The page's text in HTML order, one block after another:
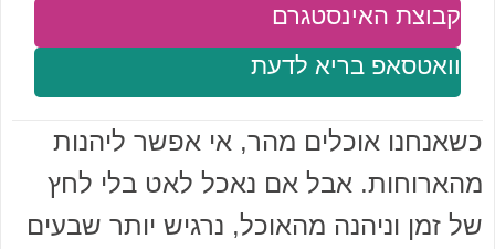
וואטסאפ בריא לדעת
קבוצת האינסטגרם
כשאנחנו אוכלים מהר, אי אפשר ליהנות
מהארוחות. אבל אם נאכל לאט בלי לחץ
של זמן וניהנה מהאוכל, נרגיש יותר שבעים